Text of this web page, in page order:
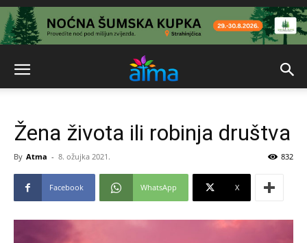
Žena života ili robinja društva
By Atma - 8. ožujka 2021. 832
Facebook WhatsApp X